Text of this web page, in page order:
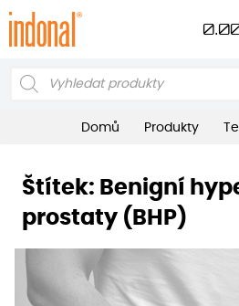
Products
Domů Produkty
Štítek: Benigní
prostaty (BHP)